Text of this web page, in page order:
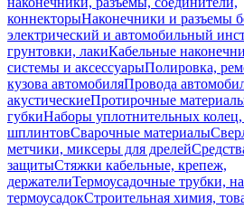
коннекторыНаконечники и разъемы
электрический и автомобильный
грунтовки, лакиКабельные
системы и аксессуарыПолировка,
кузова автомобиляПровода
акустическиеПротирочные
губкиНаборы уплотнительных
шплинтовСварочные материалы
метчики, миксеры для дрелей
защитыСтяжки кабельные, крепеж,
держателиТермоусадочные трубки,
термоусадокСтроительная химия,